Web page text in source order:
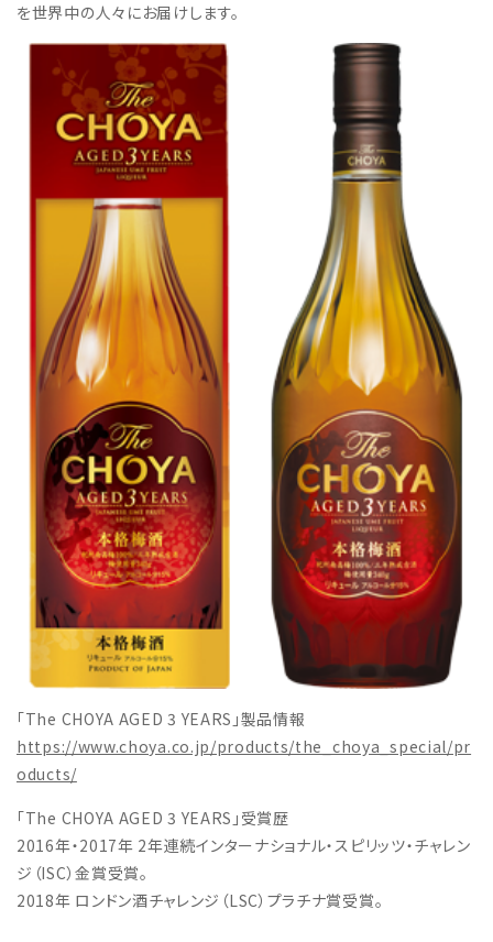
を世界中の人々にお届けします。
「The CHOYA AGED 3 YEARS」製品情報
https://www.choya.co.jp/products/the_choya_special/pr
oducts/
「The CHOYA AGED 3 YEARS」受賞歴
2016年・2017年 2年連続インターナショナル・スピリッツ・チャレン
ジ（ISC）金賞受賞。
2018年 ロンドン酒チャレンジ（LSC）プラチナ賞受賞。